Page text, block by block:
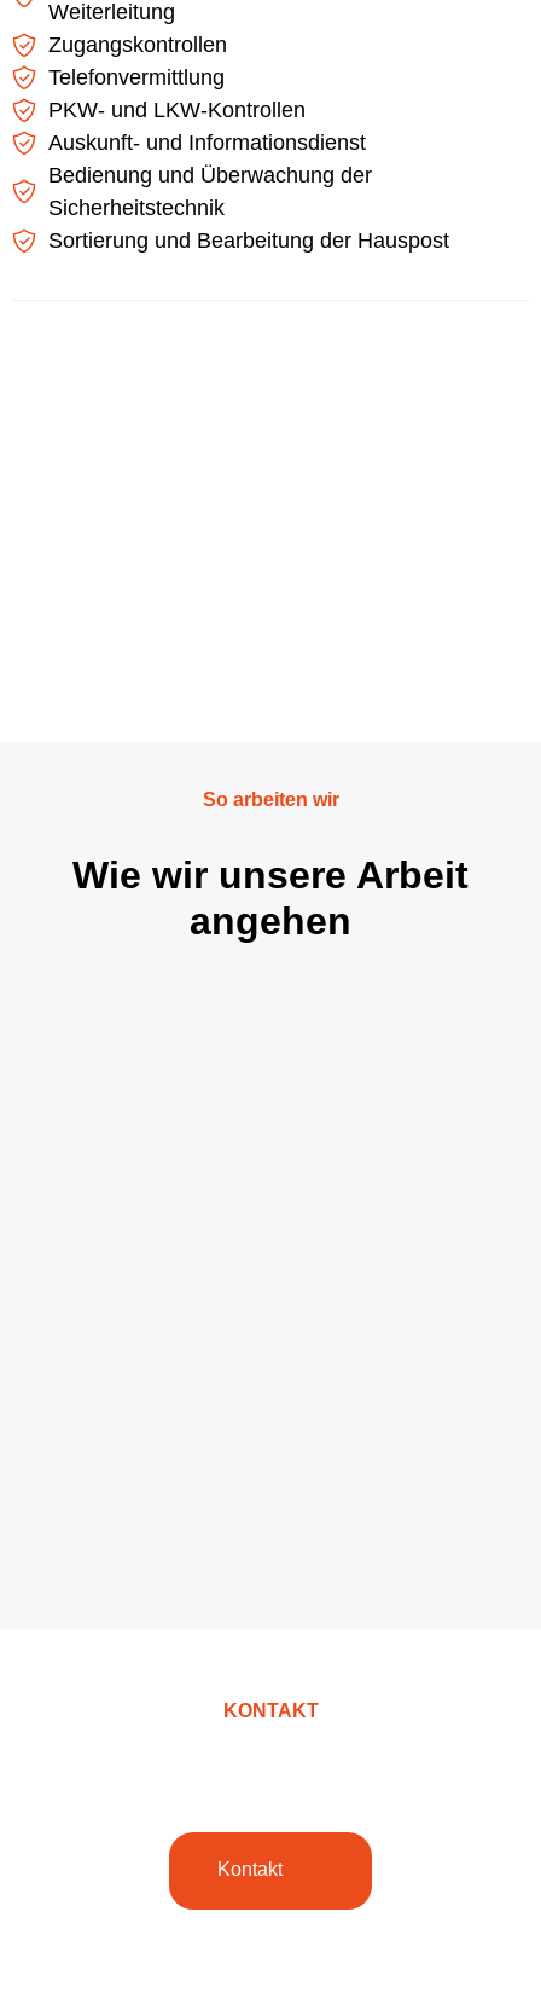
Weiterleitung
Zugangskontrollen
Telefonvermittlung
PKW- und LKW-Kontrollen
Auskunft- und Informationsdienst
Bedienung und Überwachung der
Sicherheitstechnik
Sortierung und Bearbeitung der Hauspost
So arbeiten wir
Wie wir unsere Arbeit
angehen
KONTAKT
Kontakt